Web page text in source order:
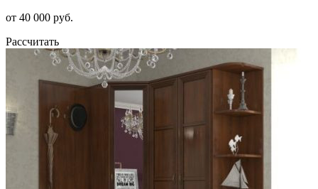
от 40 000 руб.
Рассчитать